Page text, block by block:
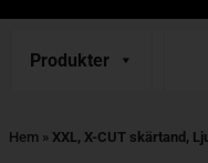
Produkter
Hem » XXL, X-CUT skärtand,